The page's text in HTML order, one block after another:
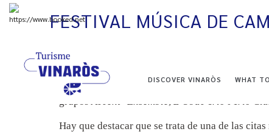
Skip
NAVEGACIÓN
DISCOVER VINARÒS WHAT
FESTIVAL MÚSICA DE
XXII edición del Festival de Música de Cambra
Este año se ha optado por la modalidad de
grupos Accent>Ensemble, L’Obac Trio i Trio
Hay que destacar que se trata de una de las